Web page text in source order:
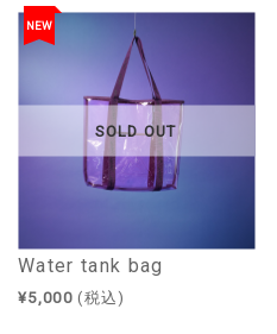
SOLD OUT
NEW
Water tank bag
¥5,000 (税込)